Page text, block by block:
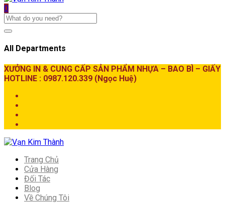
0
All Departments
XƯỞNG IN & CUNG CẤP SẢN PHẨM NHỰA – BAO BÌ – GIẤY
HOTLINE : 0987.120.339 (Ngọc Huệ)
Trang Chủ
Cửa Hàng
Đối Tác
Blog
Về Chúng Tôi